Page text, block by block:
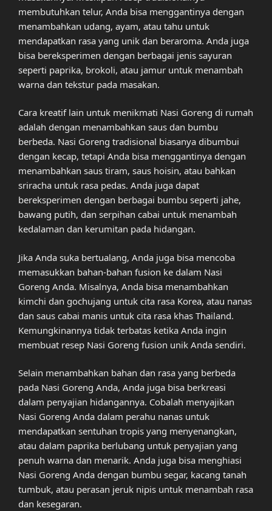
membutuhkan telur, Anda bisa menggantinya dengan
menambahkan udang, ayam, atau tahu untuk
mendapatkan rasa yang unik dan beraroma. Anda juga
bisa bereksperimen dengan berbagai jenis sayuran
seperti paprika, brokoli, atau jamur untuk menambah
warna dan tekstur pada masakan.
Cara kreatif lain untuk menikmati Nasi Goreng di rumah
adalah dengan menambahkan saus dan bumbu
berbeda. Nasi Goreng tradisional biasanya dibumbui
dengan kecap, tetapi Anda bisa menggantinya dengan
menambahkan saus tiram, saus hoisin, atau bahkan
sriracha untuk rasa pedas. Anda juga dapat
bereksperimen dengan berbagai bumbu seperti jahe,
bawang putih, dan serpihan cabai untuk menambah
kedalaman dan kerumitan pada hidangan.
Jika Anda suka bertualang, Anda juga bisa mencoba
memasukkan bahan-bahan fusion ke dalam Nasi
Goreng Anda. Misalnya, Anda bisa menambahkan
kimchi dan gochujang untuk cita rasa Korea, atau nanas
dan saus cabai manis untuk cita rasa khas Thailand.
Kemungkinannya tidak terbatas ketika Anda ingin
membuat resep Nasi Goreng fusion unik Anda sendiri.
Selain menambahkan bahan dan rasa yang berbeda
pada Nasi Goreng Anda, Anda juga bisa berkreasi
dalam penyajian hidangannya. Cobalah menyajikan
Nasi Goreng Anda dalam perahu nanas untuk
mendapatkan sentuhan tropis yang menyenangkan,
atau dalam paprika berlubang untuk penyajian yang
penuh warna dan menarik. Anda juga bisa menghiasi
Nasi Goreng Anda dengan bumbu segar, kacang tanah
tumbuk, atau perasan jeruk nipis untuk menambah rasa
dan kesegaran.